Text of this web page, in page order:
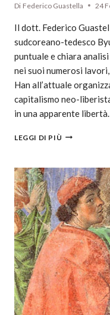
Di Federico Guastella 24
Il dott. Federico
sudcoreano-tedesco
puntuale e chiara
nei suoi numerosi
Han all’attuale
capitalismo neo-
in una apparente libertà.
LEGGI DI PIÙ